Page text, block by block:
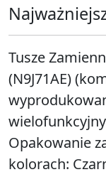
Tusze
(N9J71AE)
Opakowanie
kolorach: